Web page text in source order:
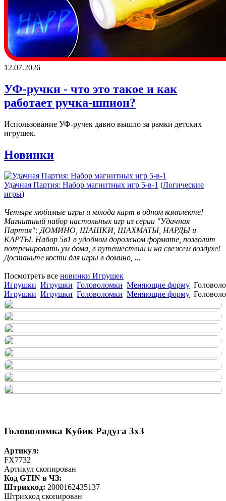
12.07.2026
УФ-ручки - что это такое и как
работает ручка-шпион?
Использование УФ-ручек давно вышло за рамки детских
игрушек.
Новинки
Удачная Партия: Набор магнитных игр 5-в-1 (Логические
игры)
Четыре любимые игры и колода карт в одном комплекте!
Магнитный набор настольных игр из серии "Удачная
Партия": ДОМИНО, ШАШКИ, ШАХМАТЫ, НАРДЫ и
КАРТЫ. Набор 5в1 в удобном дорожном формате, позволит
потренировать ум дома, в путешествии и на свежем воздухе!
Достаньте кости для игры в домино, ...
Посмотреть все новинки Игрушек
Игрушки Игрушки Головоломки Меняющие форму
Игрушки Игрушки Головоломки Меняющие форму
Головоломка Кубик Радуга 3х3
Артикул:
FX7732
Артикул скопирован
Код GTIN в ЧЗ:
Штрихкод: 2000162435137
Штрихкод скопирован